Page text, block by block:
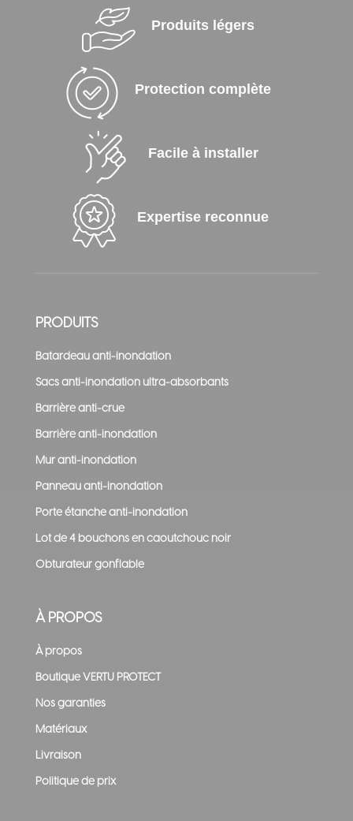
Produits légers
Protection complète
Facile à installer
Expertise reconnue
PRODUITS
Batardeau anti-inondation
Sacs anti-inondation ultra-absorbants
Barrière anti-crue
Barrière anti-inondation
Mur anti-inondation
Panneau anti-inondation
Porte étanche anti-inondation
Lot de 4 bouchons en caoutchouc noir
Obturateur gonflable
À PROPOS
À propos
Boutique VERTU PROTECT
Nos garanties
Matériaux
Livraison
Politique de prix